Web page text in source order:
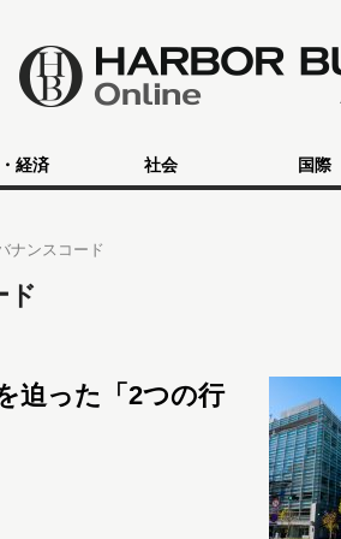
経済 社会 国際
ナンスコード
ド
迫った「2つの行